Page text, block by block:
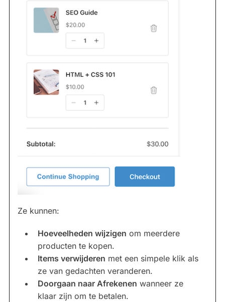
Ze kunnen:
Hoeveelheden wijzigen om meerdere
producten te kopen.
Items verwijderen met een simpele klik als
ze van gedachten veranderen.
Doorgaan naar Afrekenen wanneer ze
klaar zijn om te betalen.